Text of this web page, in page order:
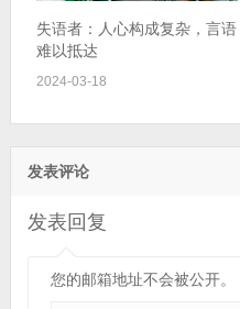
失语者：人心构成复杂，言语
难以抵达
2024-03-18
发表评论
发表回复
您的邮箱地址不会被公开。